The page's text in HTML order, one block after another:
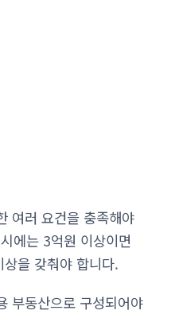
여러 요건을 충족해야
에는 3억원 이상이면
을 갖춰야 합니다.
부동산으로 구성되어야